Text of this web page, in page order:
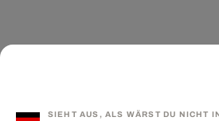
SIEHT AUS, ALS WÄRST DU NICHT